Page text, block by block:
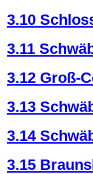
3.10
3.11
3.12 Groß-
3.13
3.14
3.15